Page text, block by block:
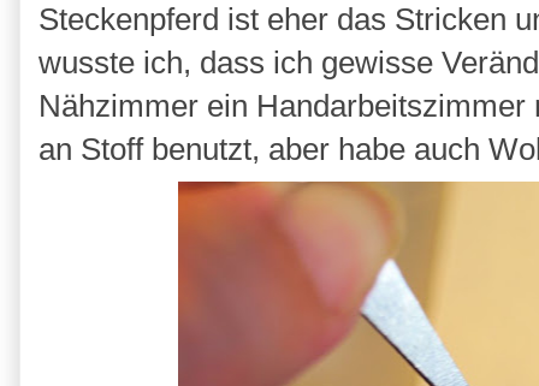
Steckenpferd ist eher das Stricken
wusste ich, dass ich gewisse
Nähzimmer ein
an Stoff benutzt, aber habe auch